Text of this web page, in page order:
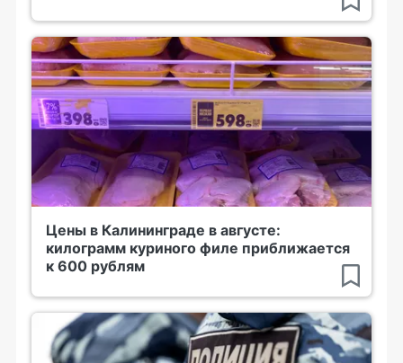
Цены в Калининграде в августе:
килограмм куриного филе приближается
к 600 рублям